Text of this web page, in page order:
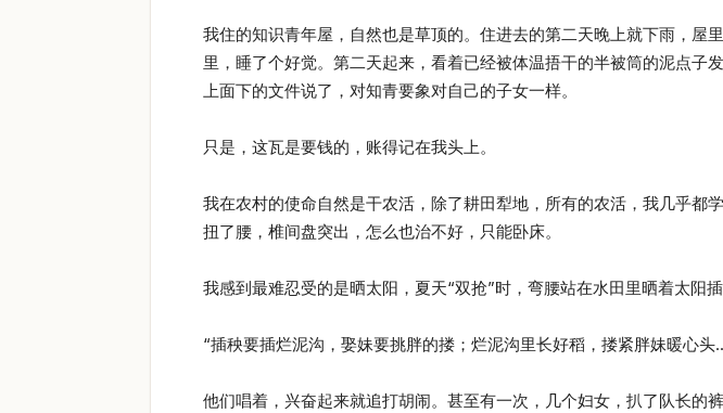
我住的知识青年屋，自然也是草顶的。住进去的第二天晚上就下雨，屋
里，睡了个好觉。第二天起来，看着已经被体温捂干的半被筒的泥点
上面下的文件说了，对知青要象对自己的子女一样。
只是，这瓦是要钱的，账得记在我头上。
我在农村的使命自然是干农活，除了耕田犁地，所有的农活，我几乎都
扭了腰，椎间盘突出，怎么也治不好，只能卧床。
我感到最难忍受的是晒太阳，夏天“双抢”时，弯腰站在水田里晒着太阳
“插秧要插烂泥沟，娶妹要挑胖的搂；烂泥沟里长好稻，搂紧胖妹暖心
他们唱着，兴奋起来就追打胡闹。甚至有一次，几个妇女，扒了队长的